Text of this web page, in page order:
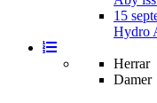
15
Hydro
Herrar
Damer